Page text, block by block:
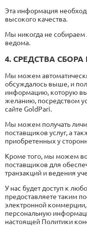
Эта информация
высокого качества.
Мы никогда не
ведома.
4. СРЕДСТВА
Мы можем
обсуждалось выше, и
информацию, которую
желанию, посредством
сайте GoldPari.
Мы можем получать
поставщиков услуг, а
приобретенных у
Кроме того, мы можем
поставщиков для
транзакций и ведения
У нас будет доступ к
предоставляете таким
электронной
персональную
настоящей Политики